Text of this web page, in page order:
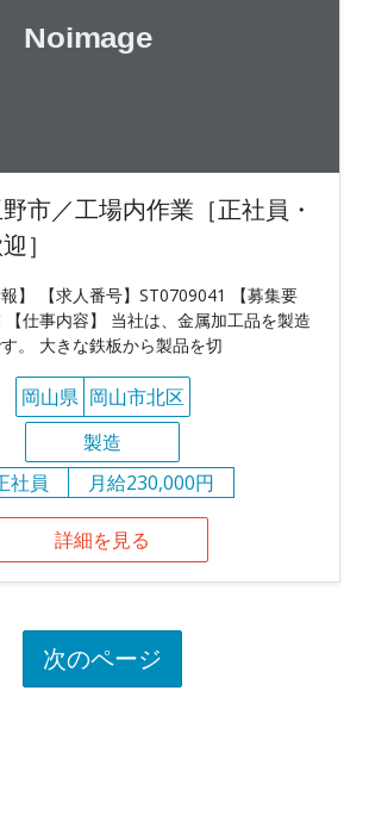
野市／工場内作業［正社員・
］
報】 【求人番号】ST0709041 【募集要
仕事内容】 当社は、金属加工品を製造
。 大きな鉄板から製品を切
岡山県 岡山市北区
製造
社員
月給230,000円
詳細を見る
次のページ